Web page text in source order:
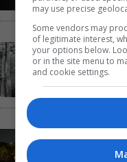
Αυτό το
may use precise
Some vendors may
of legitimate interest,
your options below.
or in the site menu to
and cookie settings.